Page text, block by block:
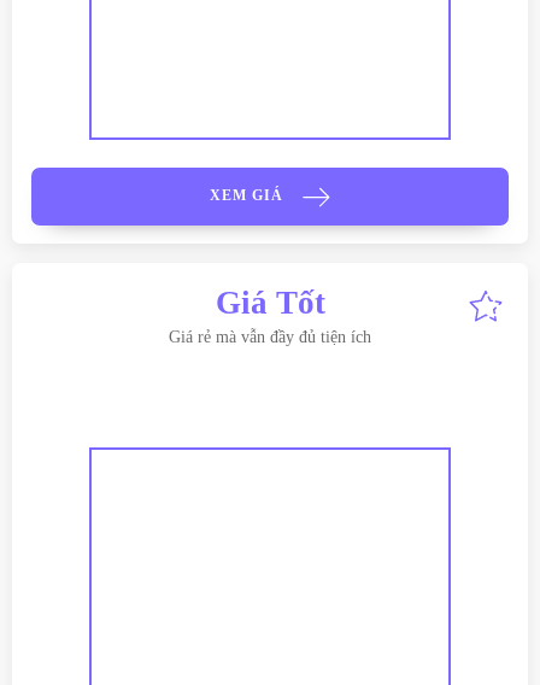
XEM GIÁ
Giá Tốt
Giá rẻ mà vẫn đầy đủ tiện ích